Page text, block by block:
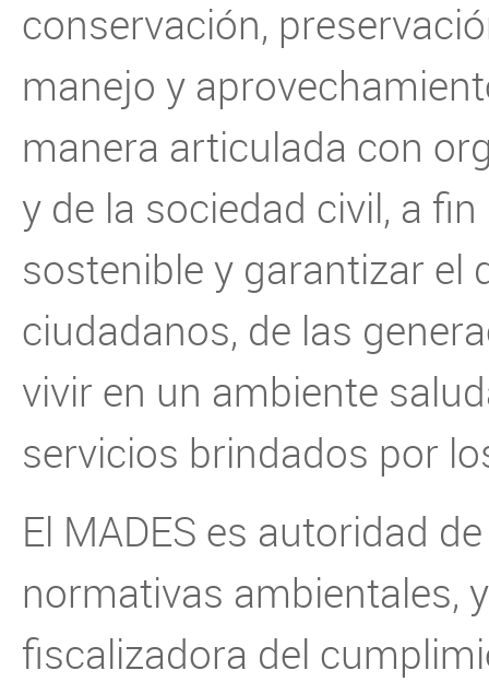
conservación,
manejo y
manera articulada con
y de la sociedad civil, a
sostenible y garantizar el
ciudadanos, de las
vivir en un ambiente
servicios brindados por
El MADES es autoridad
normativas ambientales,
fiscalizadora del